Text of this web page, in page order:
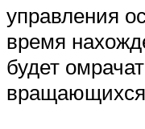
управления
время
будет
вращающихся